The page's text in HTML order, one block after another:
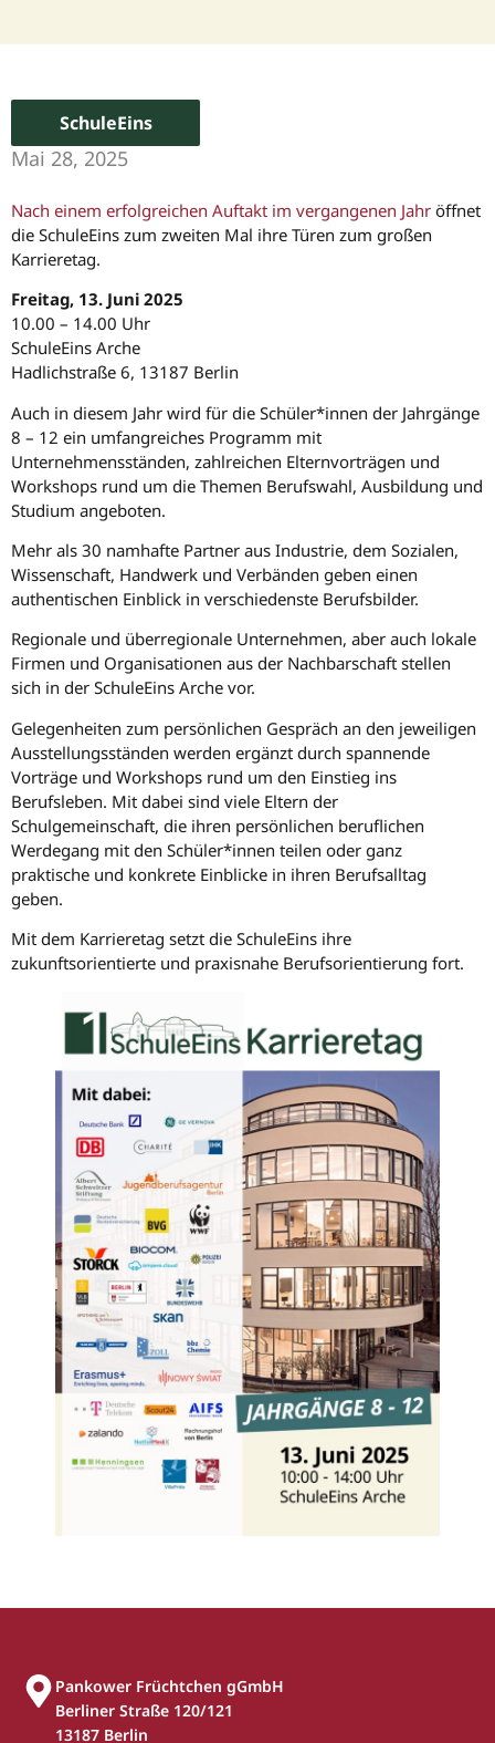
SchuleEins
Mai 28, 2025
Nach einem erfolgreichen Auftakt im vergangenen Jahr öffnet
die SchuleEins zum zweiten Mal ihre Türen zum großen
Karrieretag.
Freitag, 13. Juni 2025
10.00 – 14.00 Uhr
SchuleEins Arche
Hadlichstraße 6, 13187 Berlin
Auch in diesem Jahr wird für die Schüler*innen der Jahrgänge
8 – 12 ein umfangreiches Programm mit
Unternehmensständen, zahlreichen Elternvorträgen und
Workshops rund um die Themen Berufswahl, Ausbildung und
Studium angeboten.
Mehr als 30 namhafte Partner aus Industrie, dem Sozialen,
Wissenschaft, Handwerk und Verbänden geben einen
authentischen Einblick in verschiedenste Berufsbilder.
Regionale und überregionale Unternehmen, aber auch lokale
Firmen und Organisationen aus der Nachbarschaft stellen
sich in der SchuleEins Arche vor.
Gelegenheiten zum persönlichen Gespräch an den jeweiligen
Ausstellungsständen werden ergänzt durch spannende
Vorträge und Workshops rund um den Einstieg ins
Berufsleben. Mit dabei sind viele Eltern der
Schulgemeinschaft, die ihren persönlichen beruflichen
Werdegang mit den Schüler*innen teilen oder ganz
praktische und konkrete Einblicke in ihren Berufsalltag
geben.
Mit dem Karrieretag setzt die SchuleEins ihre
zukunftsorientierte und praxisnahe Berufsorientierung fort.
Pankower Früchtchen gGmbH
Berliner Straße 120/121
13187 Berlin